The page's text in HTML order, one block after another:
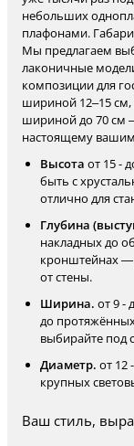
небольших
плафонами.
Мы предлагаем
лаконичные
композиции для
шириной 12–15
шириной до 70 см
настоящему
Высота от 15 -
быть с
отлично для
Глубина
накладных до
кронштейнах —
от стены.
Ширина. от 9 -
до
выбирайте под
Диаметр. от 12
крупных
Ваш стиль,